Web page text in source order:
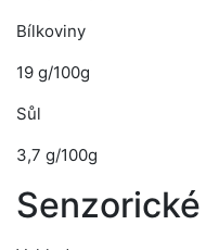
Bílkoviny
19 g/100g
Sůl
3,7 g/100g